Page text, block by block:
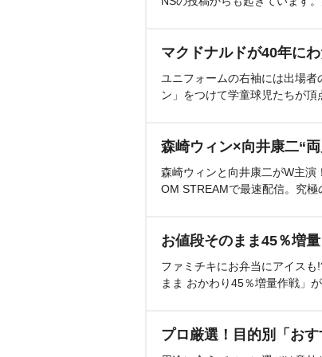
マクドナルドが40年に
ユニフォームの右袖には出場
ン」をつけて学童球児たちが頂
森崎ウィン×向井康二“
森崎ウィンと向井康二がW主
OM STREAMで最速配信。究極
お値段そのまま45％増
ファミチキにお弁当にアイス
まま おかわり45％増量作戦」
プロ厳選！目的別「お